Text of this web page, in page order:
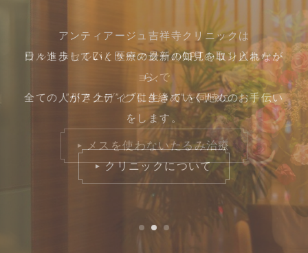
アンティアージュ吉祥寺クリニックは
日々進歩していく医療の最新の知見を取り入れなが
ら、
全ての人がアクティブに生きていくためのお手伝い
をします。
クリニックについて
ウルトラセルZiとサーマクールCPTのコンビネーシ
ョンで
”引き上げ”と”引き締め”を同時に。
メスを使わないたるみ治療
気になるたるみをダイレクトに引き上げるフェイス
リフト
体内に吸収される糸を使用します。
持続性が高く、切らないリフトアップ術です。
フェイスリフト